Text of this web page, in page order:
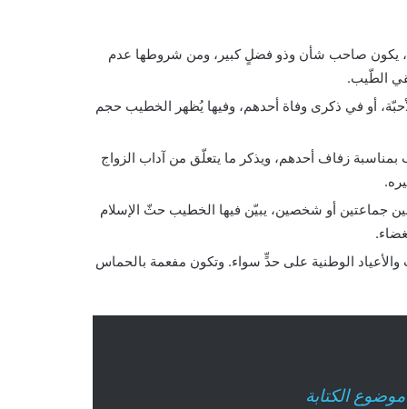
يكون صاحب شأن وذو فضلٍ كبير، ومن شروطها عدم
الطّيب.
أو في ذكرى وفاة أحدهم، وفيها يُظهر الخطيب حجم
زفاف أحدهم، ويذكر ما يتعلّق من آداب الزواج
جماعتين أو شخصين، يبيّن فيها الخطيب حثّ الإسلام
الوطنية على حدٍّ سواء. وتكون مفعمة بالحماس
الكتابة